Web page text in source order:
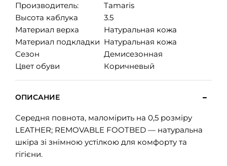
Производитель:
Tamaris
Высота каблука
3.5
Материал верха
Натуральная кожа
Материал подкладки Натуральная кожа
Сезон
Демисезонная
Цвет обуви
Коричневый
ОПИСАНИЕ
Середня повнота, маломірить на 0,5 розміру
LEATHER; REMOVABLE FOOTBED — натуральна
шкіра зі знімною устілкою для комфорту та
гігієни.